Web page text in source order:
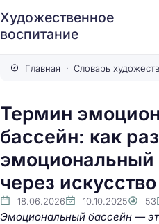
Художественное
воспитание
Главная Словарь художественного
Термин
бассейн: как
эмоциональный
через искусство
18.06.2026 10.10.2025 53
Эмоциональный бассейн —